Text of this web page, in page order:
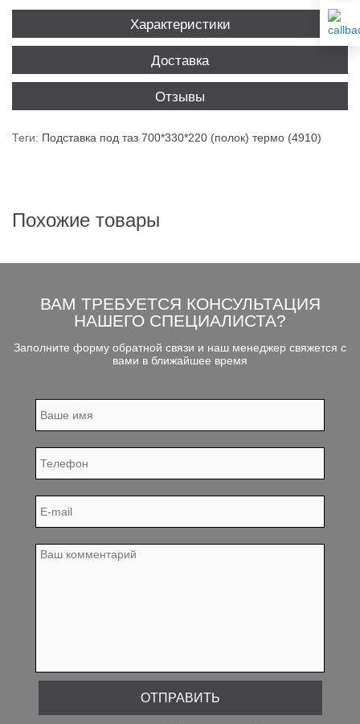
Характеристики
Доставка
Отзывы
Теги: Подставка под таз 700*330*220 (полок) термо (4910)
Похожие товары
ВАМ ТРЕБУЕТСЯ КОНСУЛЬТАЦИЯ
НАШЕГО СПЕЦИАЛИСТА?
Заполните форму обратной связи и наш менеджер свяжется с
вами в ближайшее время
ОТПРАВИТЬ